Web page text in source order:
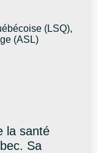
(LSQ),
(ASL)
la santé
Sa